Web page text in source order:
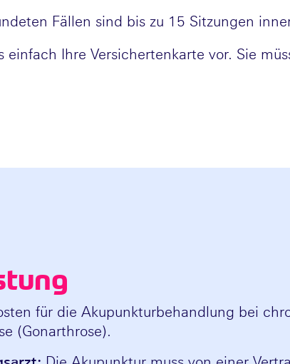
Fällen sind bis zu 15 Sitzungen
Ihre Versichertenkarte vor. Sie
für die Akupunkturbehandlung bei
(Gonarthrose).